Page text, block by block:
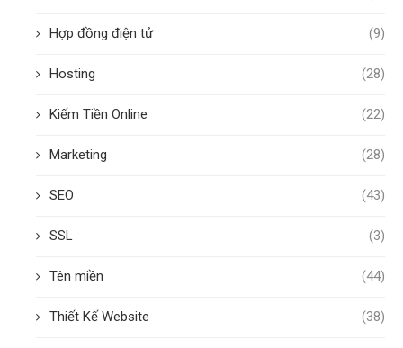
Hợp đồng điện tử (9)
Hosting (28)
Kiếm Tiền Online (22)
Marketing (28)
SEO (43)
SSL (3)
Tên miền (44)
Thiết Kế Website (38)